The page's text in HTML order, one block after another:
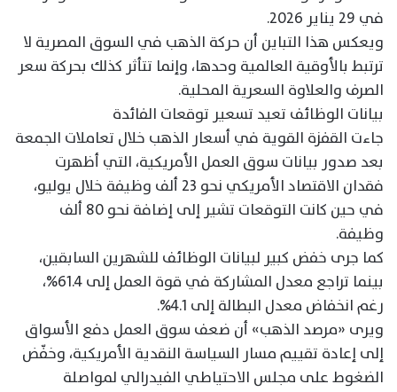
في 29 يناير 2026.
ويعكس هذا التباين أن حركة الذهب في السوق المصرية لا
ترتبط بالأوقية العالمية وحدها، وإنما تتأثر كذلك بحركة سعر
الصرف والعلاوة السعرية المحلية.
بيانات الوظائف تعيد تسعير توقعات الفائدة
جاءت القفزة القوية في أسعار الذهب خلال تعاملات الجمعة
بعد صدور بيانات سوق العمل الأمريكية، التي أظهرت
فقدان الاقتصاد الأمريكي نحو 23 ألف وظيفة خلال يوليو،
في حين كانت التوقعات تشير إلى إضافة نحو 80 ألف
وظيفة.
كما جرى خفض كبير لبيانات الوظائف للشهرين السابقين،
بينما تراجع معدل المشاركة في قوة العمل إلى 61.4%،
رغم انخفاض معدل البطالة إلى 4.1%.
ويرى «مرصد الذهب» أن ضعف سوق العمل دفع الأسواق
إلى إعادة تقييم مسار السياسة النقدية الأمريكية، وخفّض
الضغوط على مجلس الاحتياطي الفيدرالي لمواصلة